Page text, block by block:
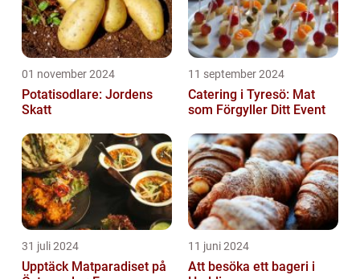
01 november 2024
Potatisodlare: Jordens
Skatt
11 september 2024
Catering i Tyresö: Mat
som Förgyller Ditt Event
31 juli 2024
Upptäck Matparadiset på
11 juni 2024
Att besöka ett bageri i